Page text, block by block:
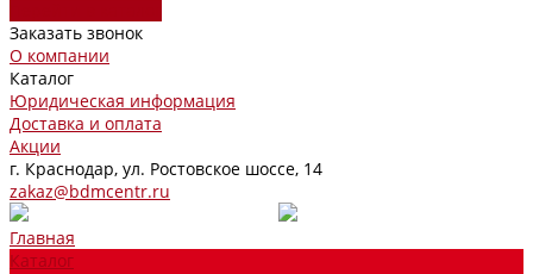
Заказать звонок
О компании
Каталог
Юридическая информация
Доставка и оплата
Акции
г. Краснодар, ул. Ростовское шоссе, 14
zakaz@bdmcentr.ru
Главная
Каталог